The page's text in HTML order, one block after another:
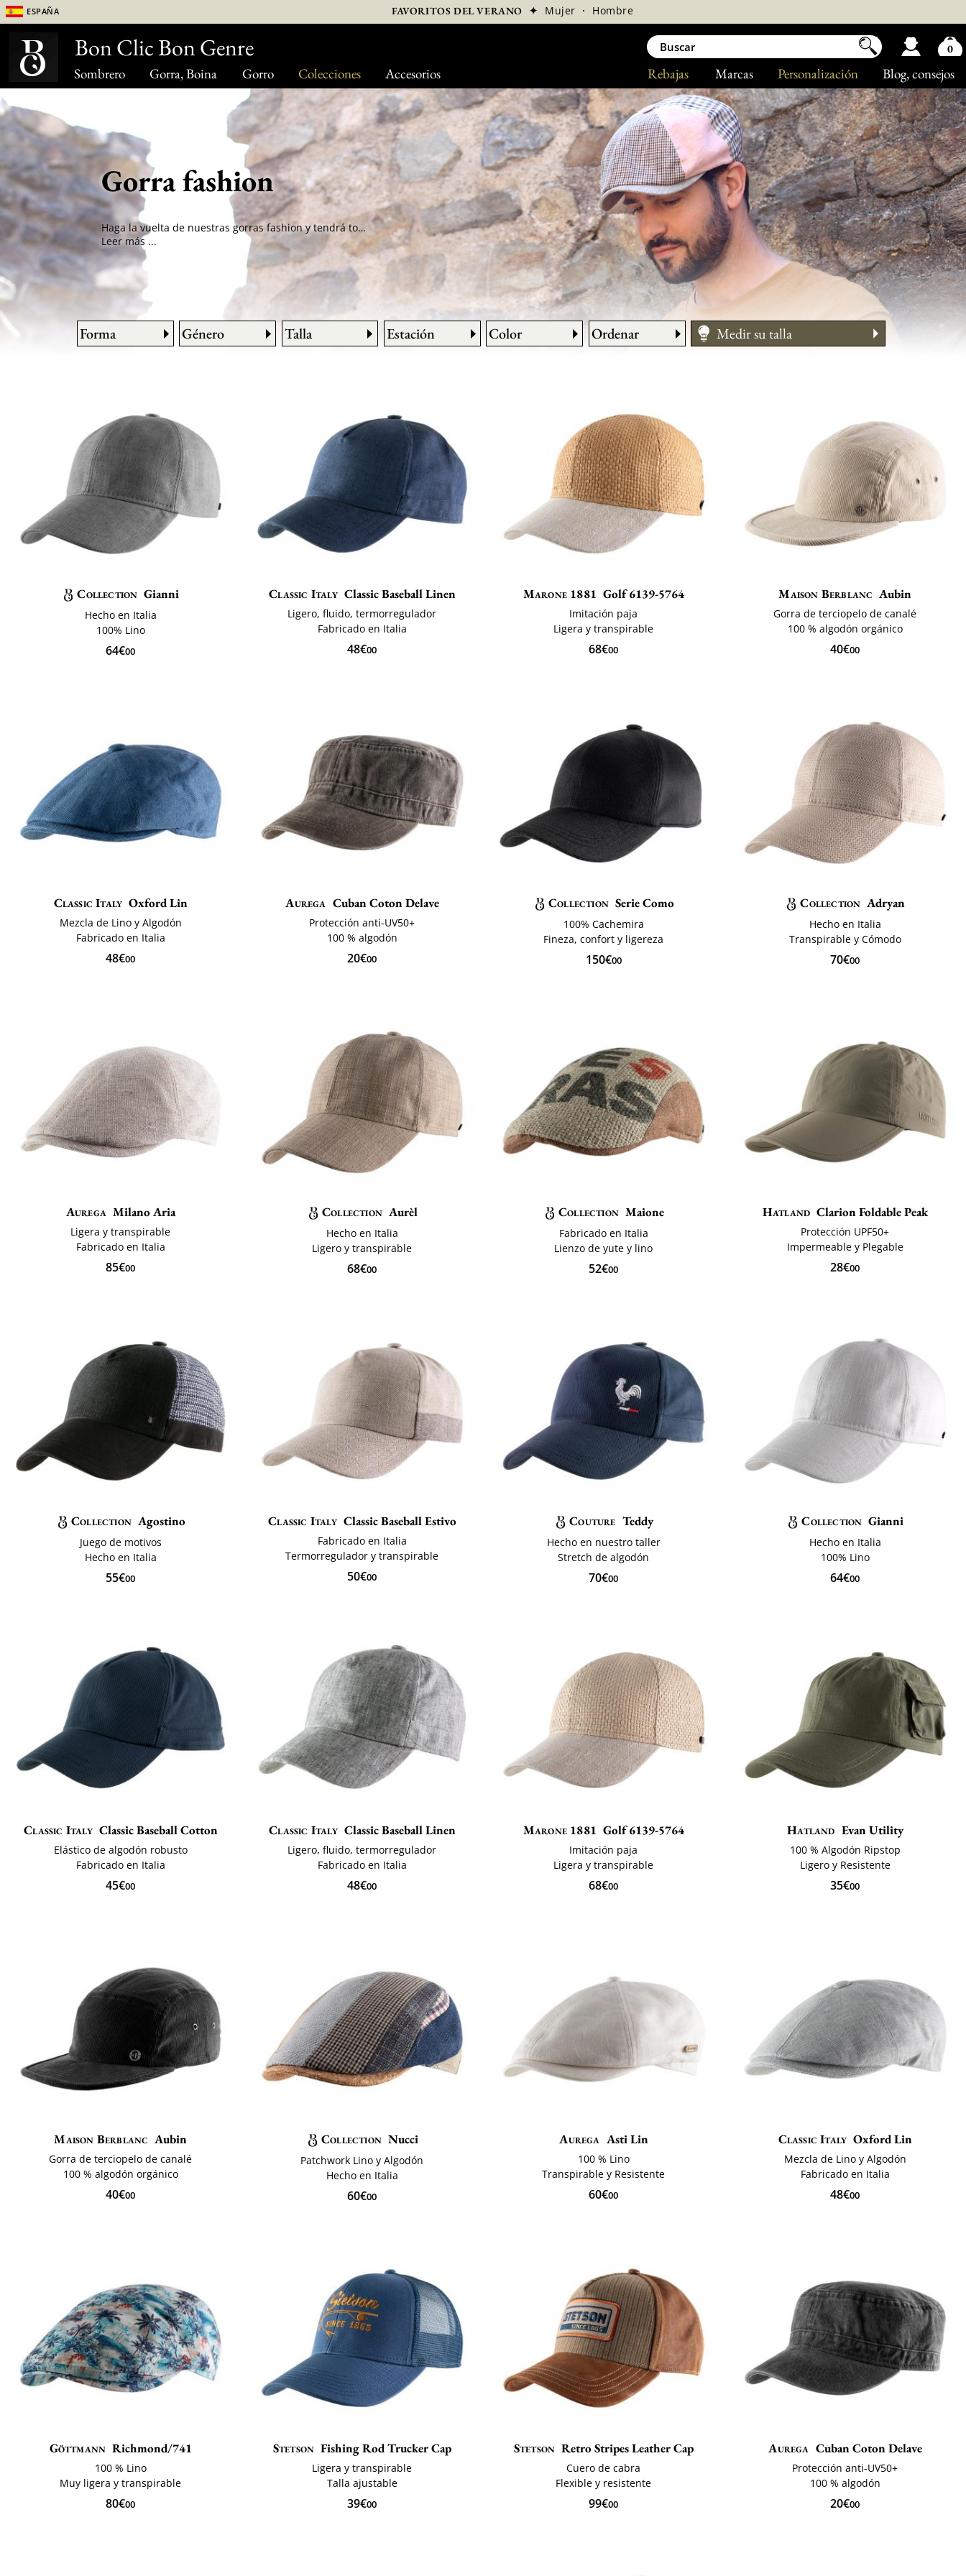
Sombrero Gorra, Boina Gorro Colecciones Accesorios Blog, consejos
Personalización
Marcas
Rebajas
España FAVORITOS DEL VERANO ✦ Mujer · Hombre
Gorra fashion
Haga la vuelta de nuestras gorras fashion y tendrá todo lo que desea. Seleccionamos con mucha precisión nuestros diseñadores para ofrecerle el mejor de las tendencias de la moda actual. En nuestra tienda online, descubrirá modelos originales y clásicos.
Leer más ...
Forma Género Talla Estación Color Ordenar
Medir su talla
Mantenimiento
Collection Gianni
Hecho en Italia
100% Lino
64€00
Classic Italy Classic Baseball Linen
Ligero, fluido, termorregulador
Fabricado en Italia
48€00
Marone 1881 Golf 6139-5764
Imitación paja
Ligera y transpirable
68€00
Maison Berblanc Aubin
Gorra de terciopelo de canalé
100 % algodón orgánico
40€00
Classic Italy Oxford Lin
Mezcla de Lino y Algodón
Fabricado en Italia
48€00
Aurega Cuban Coton Delave
Protección anti-UV50+
100 % algodón
20€00
Collection Serie Como
100% Cachemira
Fineza, confort y ligereza
150€00
Collection Adryan
Hecho en Italia
Transpirable y Cómodo
70€00
Aurega Milano Aria
Ligera y transpirable
Fabricado en Italia
85€00
Collection Aurèl
Hecho en Italia
Ligero y transpirable
68€00
Collection Maione
Fabricado en Italia
Lienzo de yute y lino
52€00
Hatland Clarion Foldable Peak
Protección UPF50+
Impermeable y Plegable
28€00
Collection Agostino
Juego de motivos
Hecho en Italia
55€00
Classic Italy Classic Baseball Estivo
Fabricado en Italia
Termorregulador y transpirable
50€00
Couture Teddy
Hecho en nuestro taller
Stretch de algodón
70€00
Collection Gianni
Hecho en Italia
100% Lino
64€00
Classic Italy Classic Baseball Cotton
Elástico de algodón robusto
Fabricado en Italia
45€00
Classic Italy Classic Baseball Linen
Ligero, fluido, termorregulador
Fabricado en Italia
48€00
Marone 1881 Golf 6139-5764
Imitación paja
Ligera y transpirable
68€00
Hatland Evan Utility
100 % Algodón Ripstop
Ligero y Resistente
35€00
Maison Berblanc Aubin
Gorra de terciopelo de canalé
100 % algodón orgánico
40€00
Collection Nucci
Patchwork Lino y Algodón
Hecho en Italia
60€00
Aurega Asti Lin
100 % Lino
Transpirable y Resistente
60€00
Classic Italy Oxford Lin
Mezcla de Lino y Algodón
Fabricado en Italia
48€00
Göttmann Richmond/741
100 % Lino
Muy ligera y transpirable
80€00
Stetson Fishing Rod Trucker Cap
Ligera y transpirable
Talla ajustable
39€00
Stetson Retro Stripes Leather Cap
Cuero de cabra
Flexible y resistente
99€00
Aurega Cuban Coton Delave
Protección anti-UV50+
100 % algodón
20€00
Bon Clic Bon Genre 0